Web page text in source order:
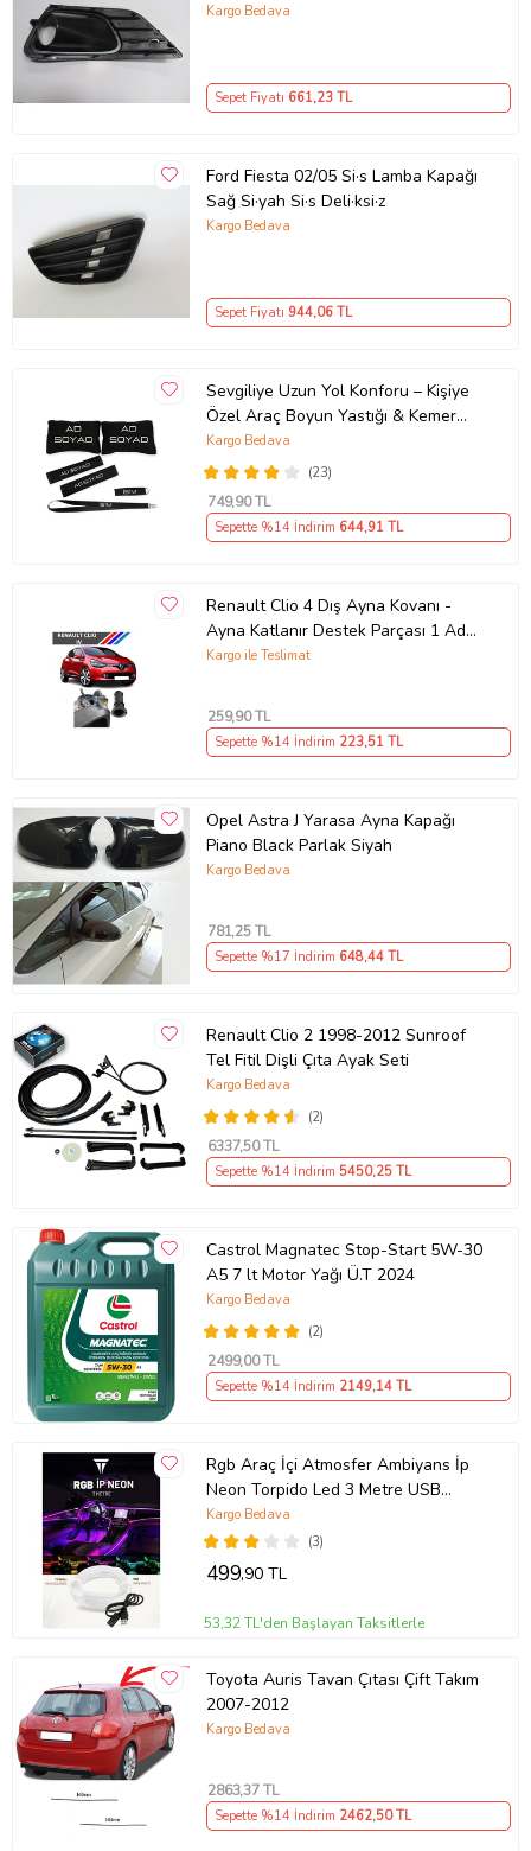
Kargo Bedava
Sepet Fiyatı 661,23 TL
Ford Fiesta 02/05 Si·s Lamba Kapağı
Sağ Si·yah Si·s Deli·ksi·z
Kargo Bedava
Sepet Fiyatı 944,06 TL
Sevgiliye Uzun Yol Konforu – Kişiye
Özel Araç Boyun Yastığı & Kemer
Pedi Hediye Seti
(23)
Kargo Bedava
749,90 TL
Sepette %14 İndirim 644,91 TL
Renault Clio 4 Dış Ayna Kovanı -
Ayna Katlanır Destek Parçası 1 Adet
490307706 M3625
Kargo ile Teslimat
259,90 TL
Sepette %14 İndirim 223,51 TL
Opel Astra J Yarasa Ayna Kapağı
Piano Black Parlak Siyah
Kargo Bedava
781,25 TL
Sepette %17 İndirim 648,44 TL
Renault Clio 2 1998-2012 Sunroof
Tel Fitil Dişli Çıta Ayak Seti
(2)
Kargo Bedava
6337,50 TL
Sepette %14 İndirim 5450,25 TL
Castrol Magnatec Stop-Start 5W-30
A5 7 lt Motor Yağı Ü.T 2024
(2)
Kargo Bedava
2499,00 TL
Sepette %14 İndirim 2149,14 TL
Rgb Araç İçi Atmosfer Ambiyans İp
Neon Torpido Led 3 Metre USB
Girişli
(3)
Kargo Bedava
499,90 TL
53,32 TL'den Başlayan Taksitlerle
Toyota Auris Tavan Çıtası Çift Takım
2007-2012
Kargo Bedava
2863,37 TL
Sepette %14 İndirim 2462,50 TL